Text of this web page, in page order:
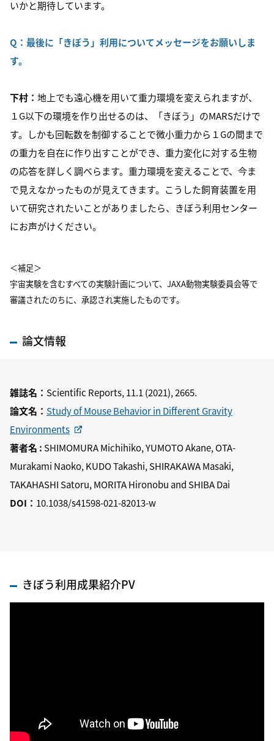
いかと期待しています。
Q： 最後に「きぼう」利用についてメッセージをお願いしま
す。
下村： 地上でも遠心機を用いて重力環境を変えられますが、
１G以下の環境を作り出せるのは、「きぼう」のMARSだけで
す。しかも回転数を制御することで微小重力から１Gの間まで
の重力を自在に作り出すことができ、重力変化に対する生物
の応答を詳しく調べらます。重力環境を変えることで、今ま
で見えなかったものが見えてきます。こうした飼育装置を用
いて研究されたいことがありましたら、きぼう利用センター
にお声がけください。
＜補足＞
宇宙実験を含むすべての実験計画について、JAXA動物実験委員会等で
審議されたのちに、承認され実施したものです。
論文情報
雑誌名： Scientific Reports, 11.1 (2021), 2665.
論文名 ： Study of Mouse Behavior in Different Gravity
Environments
著者名 : SHIMOMURA Michihiko, YUMOTO Akane, OTA-
Murakami Naoko, KUDO Takashi, SHIRAKAWA Masaki,
TAKAHASHI Satoru, MORITA Hironobu and SHIBA Dai
DOI： 10.1038/s41598-021-82013-w
きぼう利用成果紹介PV